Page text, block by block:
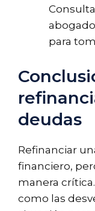
para
deudas
Refinanciar
financiero,
manera
como las